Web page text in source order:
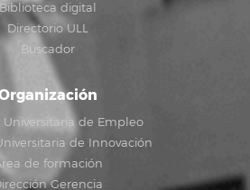
Biblioteca digital
Directorio ULL
Buscador
Universitaria de Empleo
de Innovación
de formación
Gerencia